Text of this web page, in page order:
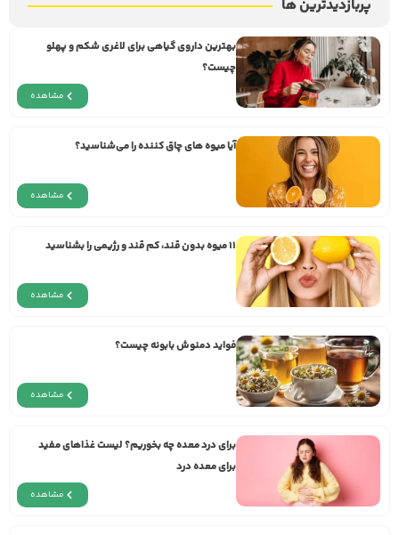
پربازدیدترین ها
بهترین داروی گیاهی برای لاغری شکم و پهلو
چیست؟
مشاهده
آیا میوه های چاق کننده را می‌شناسید؟
مشاهده
11 میوه‌ بدون قند، کم قند و رژیمی را بشناسید
مشاهده
فواید دمنوش بابونه چیست؟
مشاهده
برای درد معده چه بخوریم؟ لیست غذاهای مفید
برای معده درد
مشاهده